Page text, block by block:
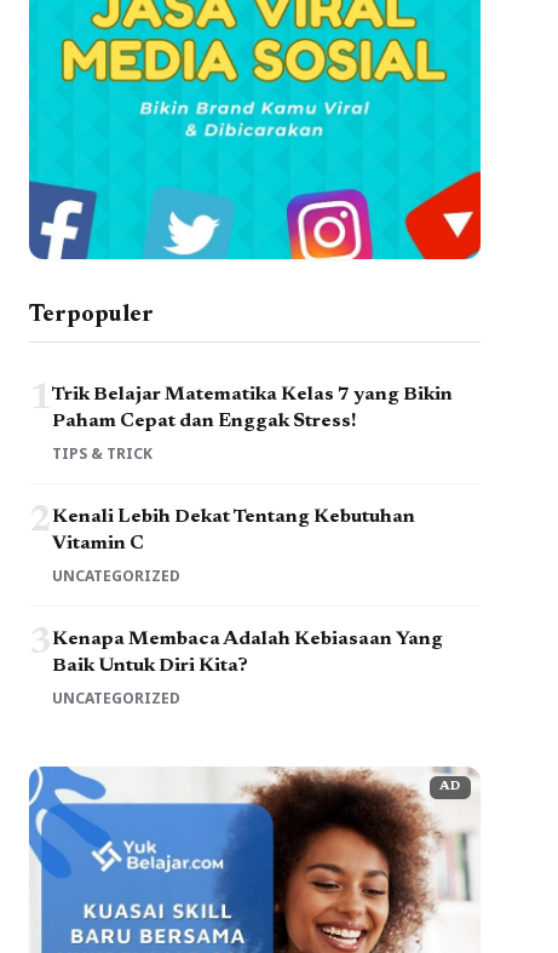
Terpopuler
1Trik Belajar Matematika Kelas 7 yang Bikin
Paham Cepat dan Enggak Stress!
TIPS & TRICK
2Kenali Lebih Dekat Tentang Kebutuhan
Vitamin C
UNCATEGORIZED
3Kenapa Membaca Adalah Kebiasaan Yang
Baik Untuk Diri Kita?
UNCATEGORIZED
AD